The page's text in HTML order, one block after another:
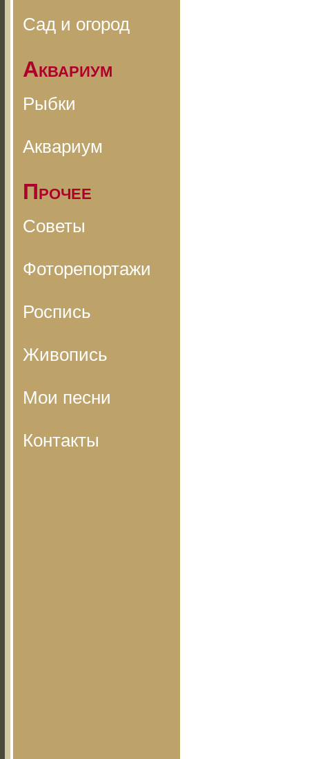
Сад и огород
Аквариум
Рыбки
Аквариум
Прочее
Советы
Фоторепортажи
Роспись
Живопись
Мои песни
Контакты